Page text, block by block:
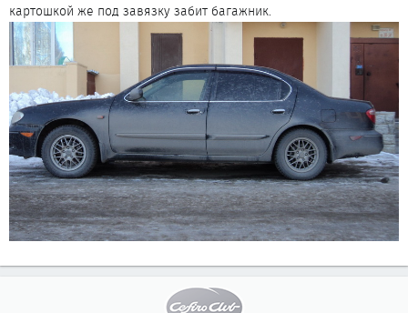
картошкой же под завязку забит багажник.